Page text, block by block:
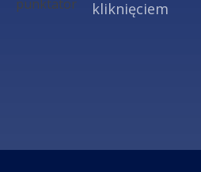
kliknięciem